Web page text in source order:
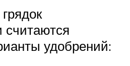
удобрений: